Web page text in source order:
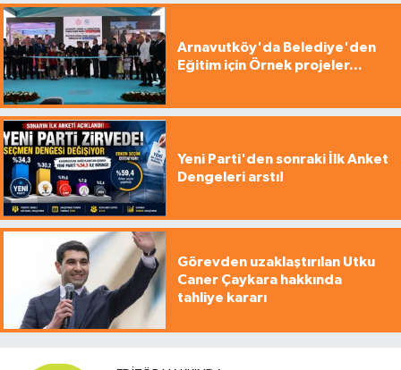
Arnavutköy'da Belediye'den
Eğitim için Örnek projeler...
Yeni Parti'den sonraki İlk Anket
Dengeleri arstı!
Görevden uzaklaştırılan Utku
Caner Çaykara hakkında
tahliye kararı